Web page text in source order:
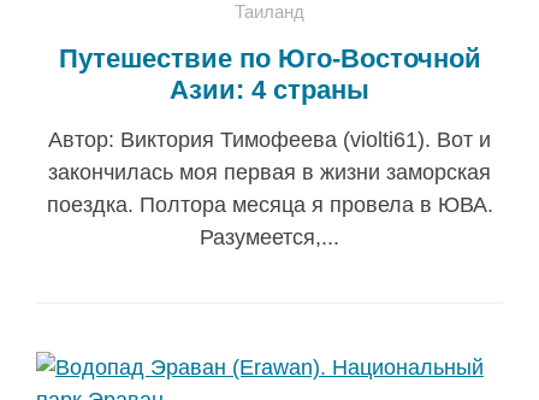
Таиланд
Путешествие по Юго-Восточной
Азии: 4 страны
Автор: Виктория Тимофеева (violti61). Вот и
закончилась моя первая в жизни заморская
поездка. Полтора месяца я провела в ЮВА.
Разумеется,...